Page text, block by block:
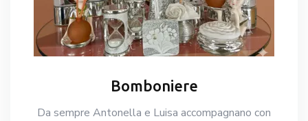
Bomboniere
Da sempre Antonella e Luisa accompagnano con